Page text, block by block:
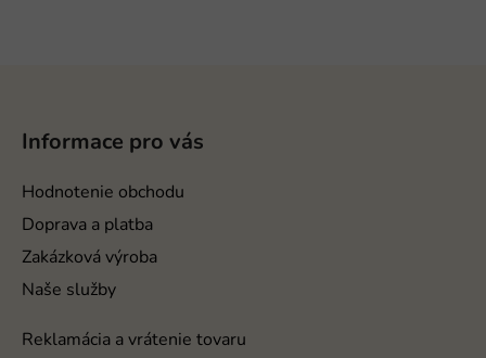
Informace pro vás
Hodnotenie obchodu
Doprava a platba
Zakázková výroba
Naše služby
Reklamácia a vrátenie tovaru